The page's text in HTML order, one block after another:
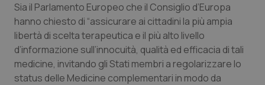
Rene & patologie urogenitali
Salute orale & impianti
Sangue & coagulazione
Sia il Parlamento Europeo che il Consiglio d’Europa
hanno chiesto di “assicurare ai cittadini la più ampia
libertà di scelta terapeutica e il più alto livello
d’informazione sull’innocuità, qualità ed efficacia di tali
medicine, invitando gli Stati membri a regolarizzare lo
status delle Medicine complementari in modo da